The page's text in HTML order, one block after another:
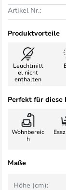
Artikel Nr.:
Produktvorteile
Leuchtmitt
el nicht
enthalten
Perfekt für diese
Wohnbereic
h
Maße
Höhe (cm):